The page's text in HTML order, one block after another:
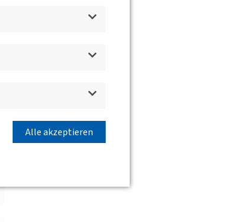
Alle akzeptieren